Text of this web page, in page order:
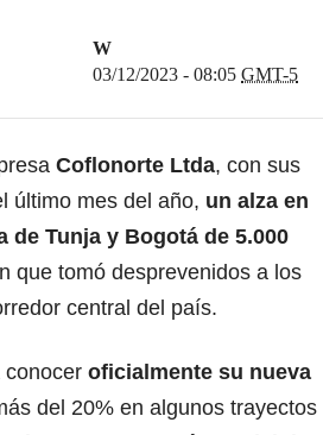
W
03/12/2023 - 08:05 GMT-5
Coflonorte Ltda, con sus
último mes del año, un alza en
Tunja y Bogotá de 5.000
que tomó desprevenidos a los
central del país.
conocer oficialmente su nueva
del 20% en algunos trayectos